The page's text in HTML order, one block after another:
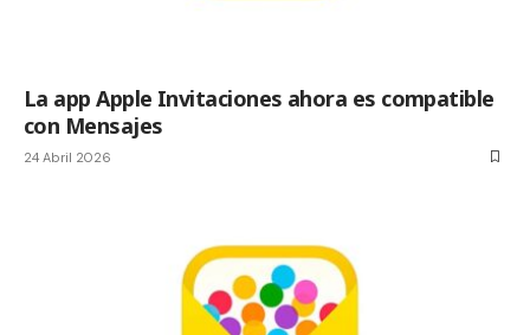
La app Apple Invitaciones ahora es compatible
con Mensajes
24 Abril 2026